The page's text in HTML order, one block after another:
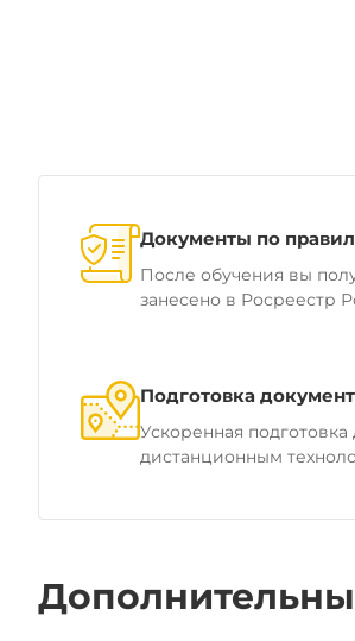
Документы по
После обучения вы
занесено в Росреестр
Подготовка
Ускоренная
дистанционным